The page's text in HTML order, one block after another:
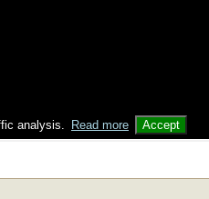
analysis. Read more Accept